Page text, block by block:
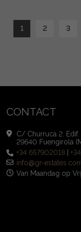
1 2 3
CONTACT
C/ Churruca 2.
29640 Fuengirola
+34 657902018 |
info@gr-
Van Maandag op